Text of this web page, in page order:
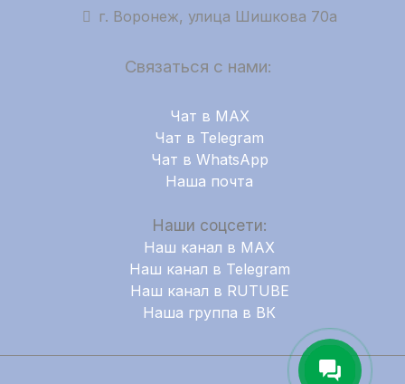
г. Воронеж, улица Шишкова 70а
Связаться с нами:
Чат в MAX
Чат в Telegram
Чат в WhatsApp
Наша почта
Наши соцсети:
Наш канал в MAX
Наш канал в Telegram
Наш канал в RUTUBE
Наша группа в ВК